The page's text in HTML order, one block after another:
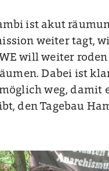
ist akut
weiter tagt,
will weiter
Dabei ist
weg, damit
den Tagebau